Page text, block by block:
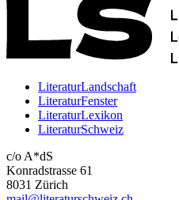
LiteraturLandschaft
LiteraturFenster
LiteraturLexikon
LiteraturSchweiz
c/o A*dS
Konradstrasse 61
8031 Zürich